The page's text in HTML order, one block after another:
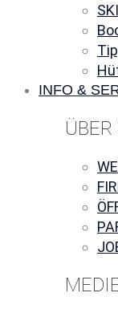
INFO &